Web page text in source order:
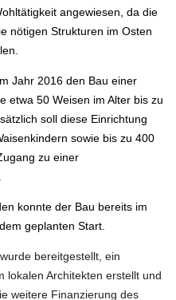
angewiesen, da die
nötigen Strukturen im Osten
Jahr 2016 den Bau einer
etwa 50 Weisen im Alter bis zu
soll diese Einrichtung
sowie bis zu 400
zu einer
konnte der Bau bereits im
geplanten Start.
bereitgestellt, ein
lokalen Architekten erstellt und
weitere Finanzierung des